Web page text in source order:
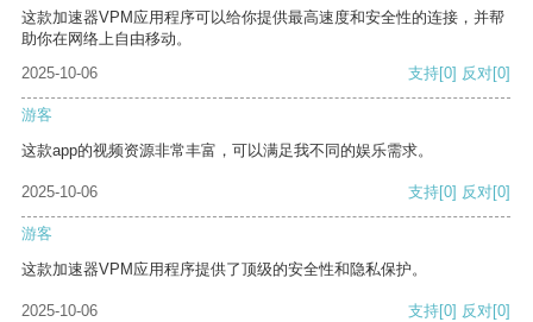
这款加速器VPM应用程序可以给你提供最高速度和安全性的连接，并帮
助你在网络上自由移动。
2025-10-06
支持[0] 反对[0]
游客
这款app的视频资源非常丰富，可以满足我不同的娱乐需求。
2025-10-06 支持[0] 反对[0]
游客
这款加速器VPM应用程序提供了顶级的安全性和隐私保护。
2025-10-06 支持[0] 反对[0]